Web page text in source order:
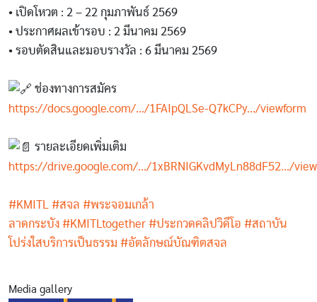
• เปิดโหวต : 2 – 22 กุมภาพันธ์ 2569
• ประกาศผลเข้ารอบ : 2 มีนาคม 2569
• รอบตัดสินและมอบรางวัล : 6 มีนาคม 2569
ช่องทางการสมัคร
https://docs.google.com/.../1FAIpQLSe-Q7kCPy.../viewform
รายละเอียดเพิ่มเติม
https://drive.google.com/.../1xBRNIGKvdMyLn88dF52.../
#KMITL #สจล #พระจอมเกล้า
ลาดกระบัง #KMITLtogether #ประกวดคลิปวิดีโอ #สถาบัน
โปร่งใสบริการเป็นธรรม #อัตลักษณ์บัณฑิตสจล
Media gallery